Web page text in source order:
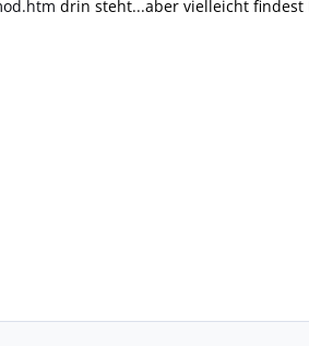
drin steht...aber vielleicht findest